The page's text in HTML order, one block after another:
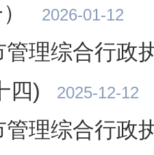
2026-01-12
管理综合行政
四)
2025-12-12
管理综合行政